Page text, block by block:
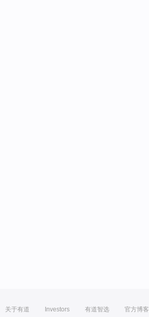
关于有道 Investors 有道智选 官方博客